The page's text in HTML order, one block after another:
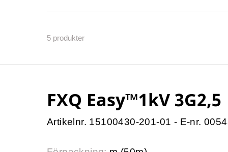
5 produkter
FXQ Easy™1kV 3G2,5
Artikelnr. 15100430-201-01 - E-nr.